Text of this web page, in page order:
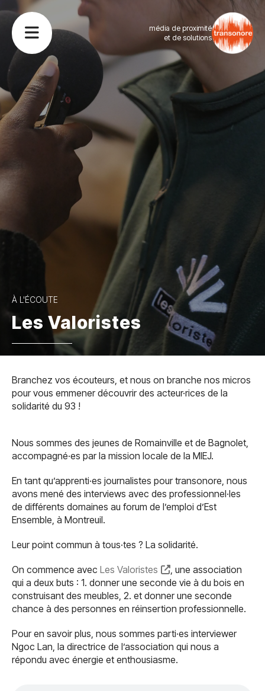
média de proximité
et de solutions
À L'ÉCOUTE
Les Valoristes
Branchez vos écouteurs, et nous on branche nos micros
pour vous emmener découvrir des acteur·rices de la
solidarité du 93 !
Nous sommes des jeunes de Romainville et de Bagnolet,
accompagné·es par la mission locale de la MIEJ.
En tant qu’apprenti·es journalistes pour transonore, nous
avons mené des interviews avec des professionnel·les
de différents domaines au forum de l’emploi d’Est
Ensemble, à Montreuil.
Leur point commun à tous·tes ? La solidarité.
On commence avec Les Valoristes
, une association
qui a deux buts : 1. donner une seconde vie à du bois en
construisant des meubles, 2. et donner une seconde
chance à des personnes en réinsertion professionnelle.
Pour en savoir plus, nous sommes parti·es interviewer
Ngoc Lan, la directrice de l’association qui nous a
répondu avec énergie et enthousiasme.